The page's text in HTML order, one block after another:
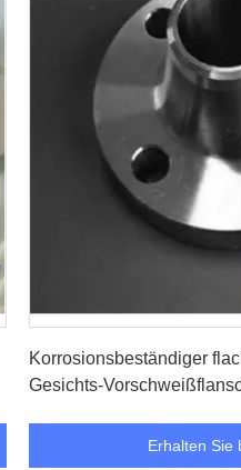
Korrosionsbeständiger
Gesichts-
Erhalten Sie